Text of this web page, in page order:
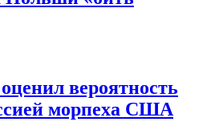
вероятность
морпеха США